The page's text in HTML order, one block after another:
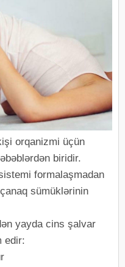
orqanizmi üçün
biridir.
formalaşmadan
sümüklərinin
yayda cins şalvar
edir: